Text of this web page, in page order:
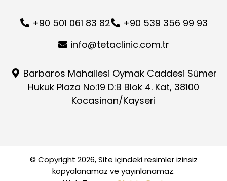
+90 501 061 83 82
+90 539 356 99 93
info@tetaclinic.com.tr
Barbaros Mahallesi Oymak Caddesi Sümer
Hukuk Plaza No:19 D:B Blok 4. Kat, 38100
Kocasinan/Kayseri
© Copyright 2026, Site içindeki resimler izinsiz
kopyalanamaz ve yayınlanamaz.